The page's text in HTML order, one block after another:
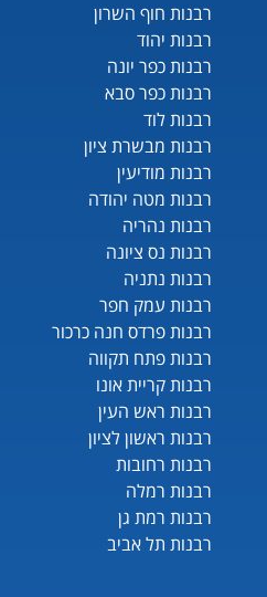
רבנות חוף השרון
רבנות יהוד
רבנות כפר יונה
רבנות כפר סבא
רבנות לוד
רבנות מבשרת ציון
רבנות מודיעין
רבנות מטה יהודה
רבנות נהריה
רבנות נס ציונה
רבנות נתניה
רבנות עמק חפר
רבנות פרדס חנה כרכור
רבנות פתח תקווה
רבנות קריית אונו
רבנות ראש העין
רבנות ראשון לציון
רבנות רחובות
רבנות רמלה
רבנות רמת גן
רבנות תל אביב